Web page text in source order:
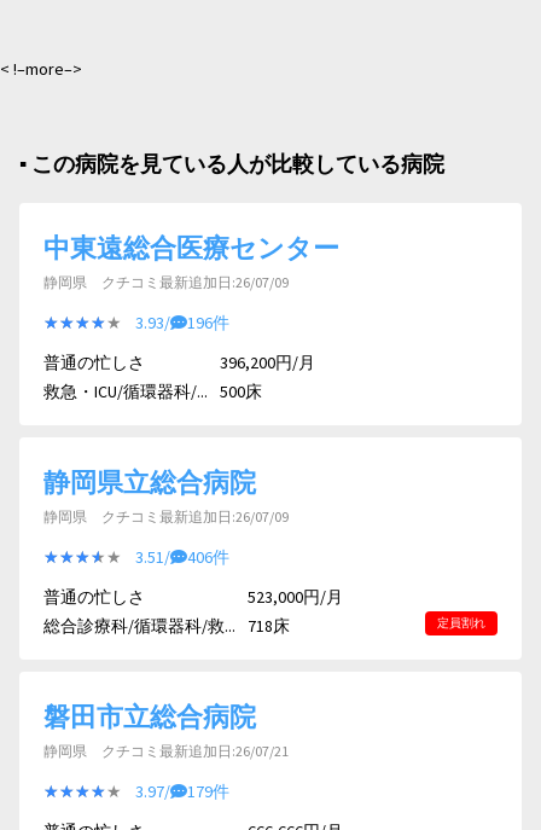
< !–more–>
▪︎ この病院を見ている人が比較している病院
中東遠総合医療センター
静岡県 クチコミ最新追加日:26/07/09
★★★★★
★★★★★ 3.93/
196件
普通の忙しさ
救急・ICU/循環器科/...
396,200円/月
500床
静岡県立総合病院
静岡県 クチコミ最新追加日:26/07/09
★★★★★
★★★★★ 3.51/
406件
普通の忙しさ
総合診療科/循環器科/救...
523,000円/月
718床
定員割れ
磐田市立総合病院
静岡県 クチコミ最新追加日:26/07/21
★★★★★
★★★★★ 3.97/
179件